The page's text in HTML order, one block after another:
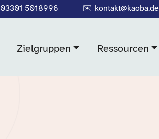
03301 5018996 ✉️ kontakt@kaoba.de
Zielgruppen Ressourcen